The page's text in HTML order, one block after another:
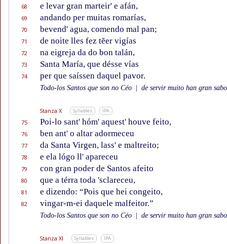
68 e levar gran marteir' e afán,
69 andando per muitas romarías,
70 bevend' agua, comendo mal pan;
71 de noite lles fez tẽer vigías
72 na eigreja da do bon talán,
73 Santa María, que désse vías
74 per que saíssen daquel pavor.
Todo-los Santos que son no Céo de servir muito han gran
Stanza X Syllables IPA
75 Poi-lo sant' hóm' aquest' houve feito,
76 ben ant' o altar adormeceu
77 da Santa Virgen, lass' e maltreito;
78 e ela lógo ll' apareceu
79 con gran poder de Santos afeito
80 que a térra toda 'sclareceu,
81 e dizendo: “Pois que hei congeito,
82 vingar-m-ei daquele malfeitor.”
Todo-los Santos que son no Céo de servir muito han gran
Stanza XI Syllables IPA